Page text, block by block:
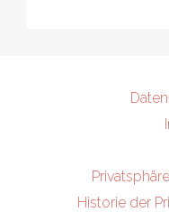
Historie der